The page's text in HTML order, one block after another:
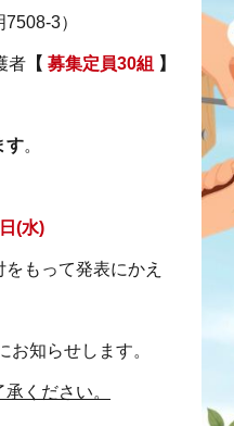
3）
者 【 募集定員30組 】
す。
(水)
をもって発表にかえ
知らせします。
ください。